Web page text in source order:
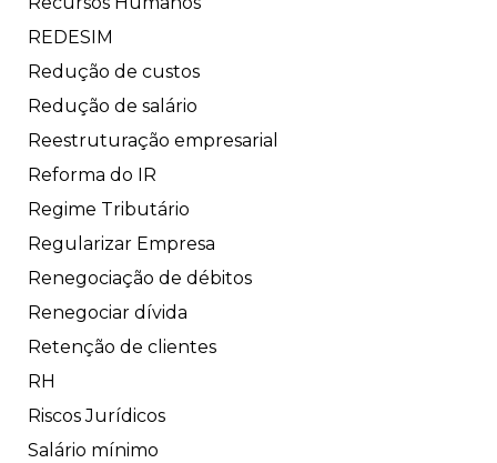
REDESIM
Redução de custos
Redução de salário
Reestruturação empresarial
Reforma do IR
Regime Tributário
Regularizar Empresa
Renegociação de débitos
Renegociar dívida
Retenção de clientes
RH
Riscos Jurídicos
Salário mínimo